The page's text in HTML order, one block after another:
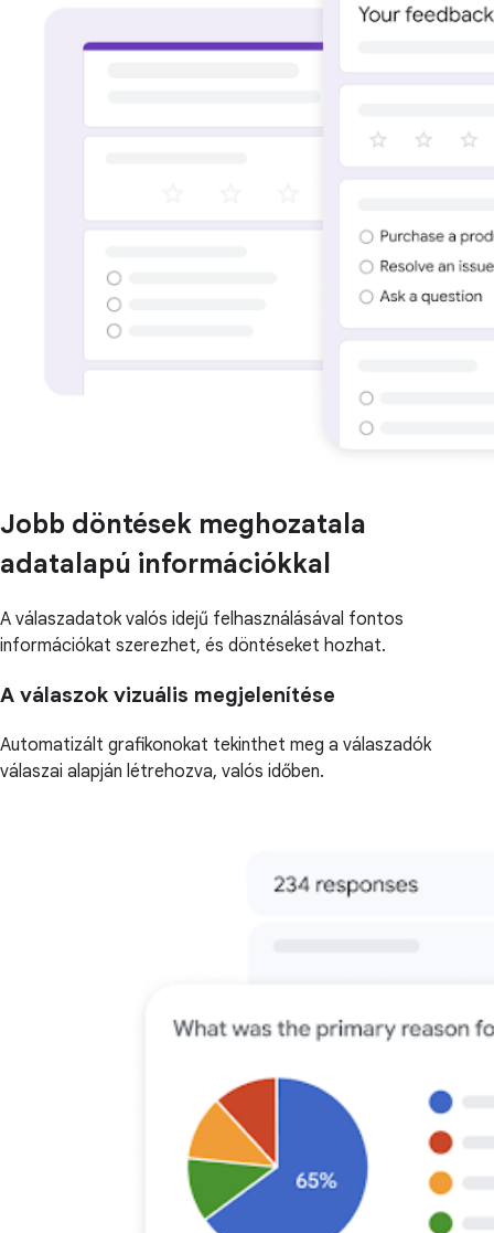
Jobb döntések meghozatala
adatalapú információkkal
A válaszadatok valós idejű felhasználásával fontos
információkat szerezhet, és döntéseket hozhat.
A válaszok vizuális megjelenítése
Automatizált grafikonokat tekinthet meg a válaszadók
válaszai alapján létrehozva, valós időben.